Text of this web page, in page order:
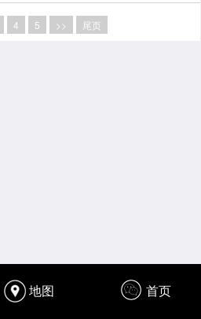
4 5 >> 尾页
地图 首页